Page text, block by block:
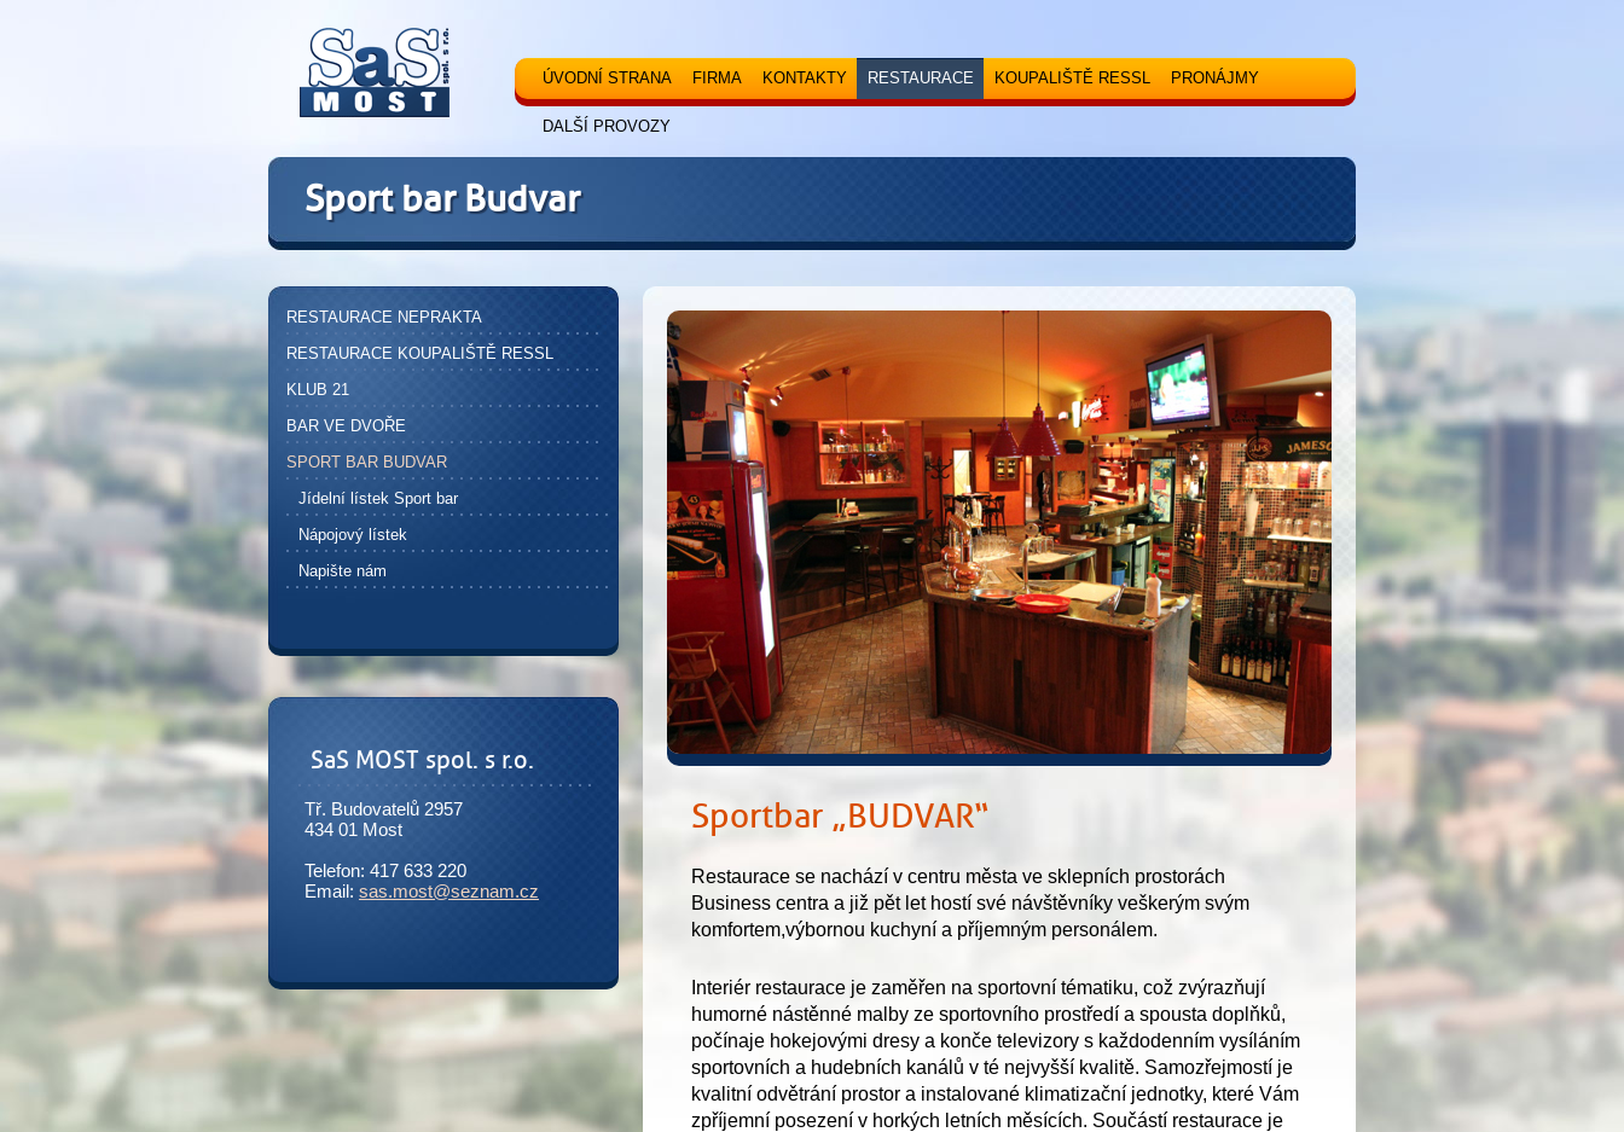
ÚVODNÍ STRANA FIRMA KONTAKTY RESTAURACE KOUPALIŠTĚ RESSL PRONÁJMY
DALŠÍ PROVOZY
Sport bar Budvar
RESTAURACE NEPRAKTA
RESTAURACE KOUPALIŠTĚ RESSL
KLUB 21
BAR VE DVOŘE
SPORT BAR BUDVAR
Jídelní lístek Sport bar
Nápojový lístek
Napište nám
SaS MOST spol. s r.o.
Tř. Budovatelů 2957
434 01 Most
Telefon: 417 633 220
Email: sas.most@seznam.cz
Sportbar „BUDVAR“
Restaurace se nachází v centru města ve sklepních prostorách
Business centra a již pět let hostí své návštěvníky veškerým svým
komfortem,výbornou kuchyní a příjemným personálem.
Interiér restaurace je zaměřen na sportovní tématiku, což zvýrazňují
humorné nástěnné malby ze sportovního prostředí a spousta doplňků,
počínaje hokejovými dresy a konče televizory s každodenním vysíláním
sportovních a hudebních kanálů v té nejvyšší kvalitě. Samozřejmostí je
kvalitní odvětrání prostor a instalované klimatizační jednotky, které Vám
zpříjemní posezení v horkých letních měsících. Součástí restaurace je